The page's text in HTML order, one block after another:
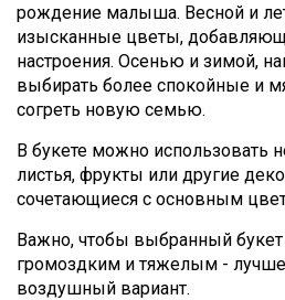
рождение малыша. Весной и
изысканные цветы,
настроения. Осенью и зимой,
выбирать более спокойные и
согреть новую семью.
В букете можно использовать
листья, фрукты или другие
сочетающиеся с основным
Важно, чтобы выбранный
громоздким и тяжелым -
воздушный вариант.